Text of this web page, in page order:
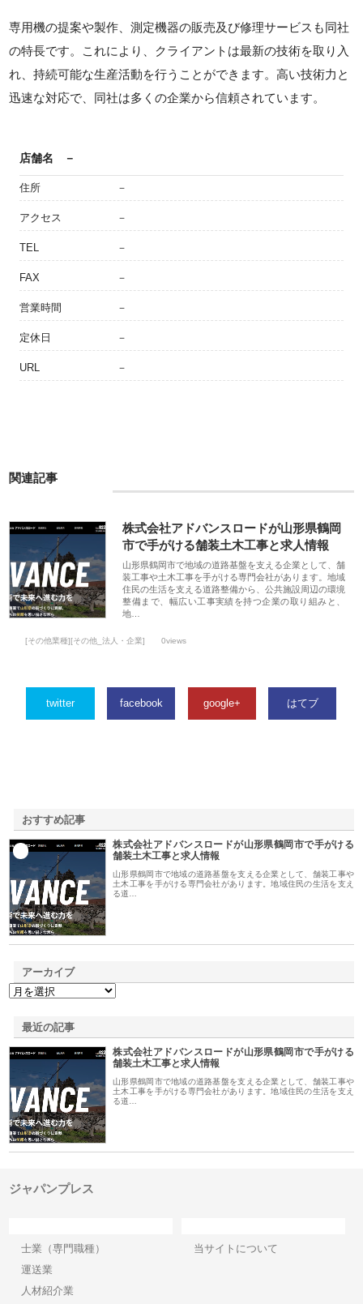
専用機の提案や製作、測定機器の販売及び修理サービスも同社
の特長です。これにより、クライアントは最新の技術を取り入
れ、持続可能な生産活動を行うことができます。高い技術力と
迅速な対応で、同社は多くの企業から信頼されています。
店舗名 －
住所 －
アクセス －
TEL －
FAX －
営業時間 －
定休日 －
URL －
関連記事
株式会社アドバンスロードが山形県鶴岡
市で手がける舗装土木工事と求人情報
山形県鶴岡市で地域の道路基盤を支える企業として、舗
装工事や土木工事を手がける専門会社があります。地域
住民の生活を支える道路整備から、公共施設周辺の環境
整備まで、幅広い工事実績を持つ企業の取り組みと、
地…
[その他業種][その他_法人・企業] 0views
twitter facebook google+ はてブ
おすすめ記事
株式会社アドバンスロードが山形県鶴岡市で手がける
舗装土木工事と求人情報
山形県鶴岡市で地域の道路基盤を支える企業として、舗装工事や
土木工事を手がける専門会社があります。地域住民の生活を支え
る道…
アーカイブ
最近の記事
株式会社アドバンスロードが山形県鶴岡市で手がける
舗装土木工事と求人情報
山形県鶴岡市で地域の道路基盤を支える企業として、舗装工事や
土木工事を手がける専門会社があります。地域住民の生活を支え
る道…
ジャパンプレス
士業（専門職種）
運送業
人材紹介業
当サイトについて